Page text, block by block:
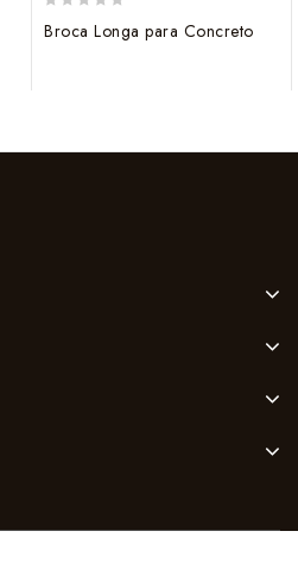
out
Broca Longa para Concreto